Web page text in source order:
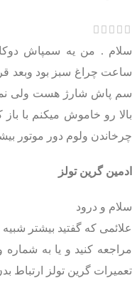
سلام . من یه سمپاش
سم پاش شارژ هست ولی
بالا رو خاموش میکنم با
چرخاندن ولوم دور موتور
ادمین گرین تولز
سلام و درود
علائمی که گفتید بیشتر
مراجعه کنید و یا به
تعمیرات گرین تولز ارتباط